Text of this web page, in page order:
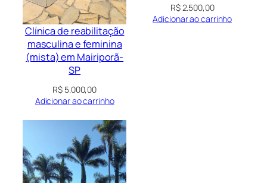
Clínica de reabilitação
masculina e feminina
(mista) em Mairiporã-
SP
R$ 5.000,00
Adicionar ao carrinho
R$2.500,00
Adicionar ao carrinho